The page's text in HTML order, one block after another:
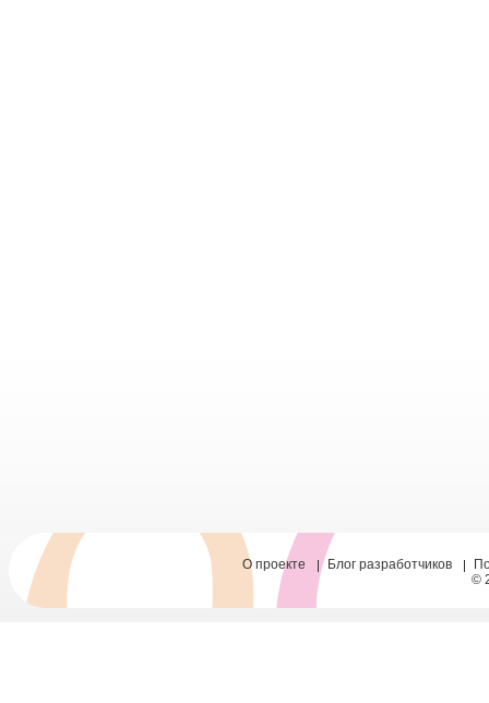
О проекте Блог разработчиков
©